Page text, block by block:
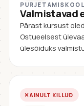
Valmistavad
Pärast kursust
Ostueelsest
ülesõiduks
AINULT KILLUD